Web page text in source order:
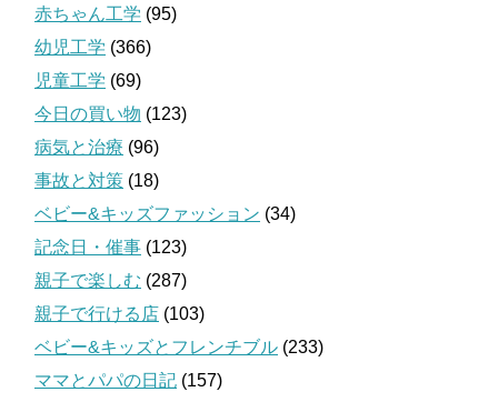
赤ちゃん工学 (95)
幼児工学 (366)
児童工学 (69)
今日の買い物 (123)
病気と治療 (96)
事故と対策 (18)
ベビー&キッズファッション (34)
記念日・催事 (123)
親子で楽しむ (287)
親子で行ける店 (103)
ベビー&キッズとフレンチブル (233)
ママとパパの日記 (157)